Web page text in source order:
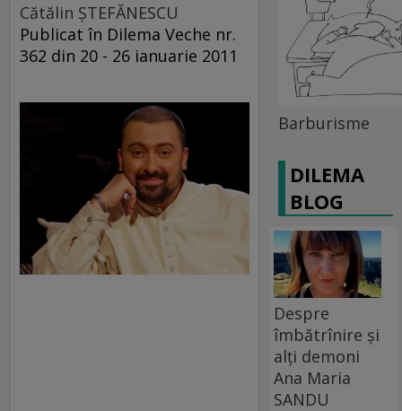
Cătălin ŞTEFĂNESCU
Publicat în Dilema Veche nr.
362 din 20 - 26 ianuarie 2011
Barburisme
DILEMA
BLOG
Despre
îmbătrînire și
alți demoni
Ana Maria
SANDU